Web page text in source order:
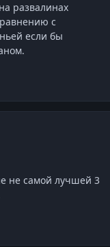
развалинах
с
если бы
не самой лучшей 3